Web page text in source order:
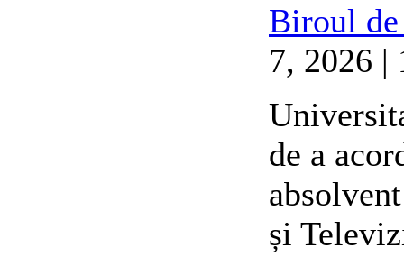
Biroul
7, 2026 |
de a
și